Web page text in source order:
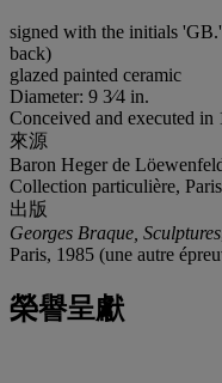
signed with the initials
back)
glazed painted ceramic
Diameter: 9 3⁄4 in.
Conceived and executed
來源
Baron Heger de
Collection particulière,
出版
Georges Braque, Sculptures
Paris, 1985 (une autre
榮譽呈獻